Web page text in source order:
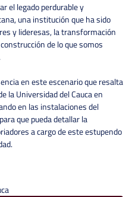
el legado perdurable y
una institución que ha sido
y lideresas, la transformación
de lo que somos
en este escenario que resalta
la Universidad del Cauca en
en las instalaciones del
que pueda detallar la
a cargo de este estupendo